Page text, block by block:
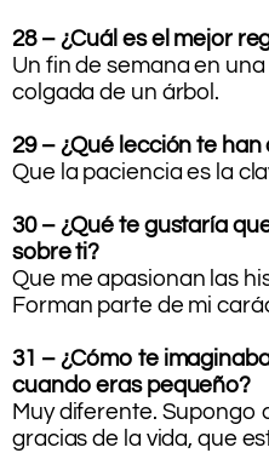
28 – ¿Cuál es el mejor
Un fin de semana en
colgada de un árbol.
29 – ¿Qué lección te
Que la paciencia es la
30 – ¿Qué te gustaría
sobre ti?
Que me apasionan las
Forman parte de mi
31 – ¿Cómo te
cuando eras pequeño?
Muy diferente. Supongo
gracias de la vida, que